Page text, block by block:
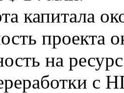
капитала
проекта
на
с